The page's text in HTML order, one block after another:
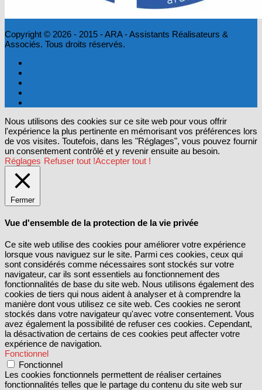
Copyright © 2026 - 2015 - ARA - Assistants Réalisateurs &
Associés. Tous droits réservés.
Nous utilisons des cookies sur ce site web pour vous offrir
l'expérience la plus pertinente en mémorisant vos préférences lors
de vos visites. Toutefois, dans les "Réglages", vous pouvez fournir
un consentement contrôlé et y revenir ensuite au besoin.
Réglages Refuser tout !Accepter tout !
Fermer
Vue d'ensemble de la protection de la vie privée
Ce site web utilise des cookies pour améliorer votre expérience
lorsque vous naviguez sur le site. Parmi ces cookies, ceux qui
sont considérés comme nécessaires sont stockés sur votre
navigateur, car ils sont essentiels au fonctionnement des
fonctionnalités de base du site web. Nous utilisons également des
cookies de tiers qui nous aident à analyser et à comprendre la
manière dont vous utilisez ce site web. Ces cookies ne seront
stockés dans votre navigateur qu'avec votre consentement. Vous
avez également la possibilité de refuser ces cookies. Cependant,
la désactivation de certains de ces cookies peut affecter votre
expérience de navigation.
Fonctionnel
Fonctionnel
Les cookies fonctionnels permettent de réaliser certaines
fonctionnalités telles que le partage du contenu du site web sur